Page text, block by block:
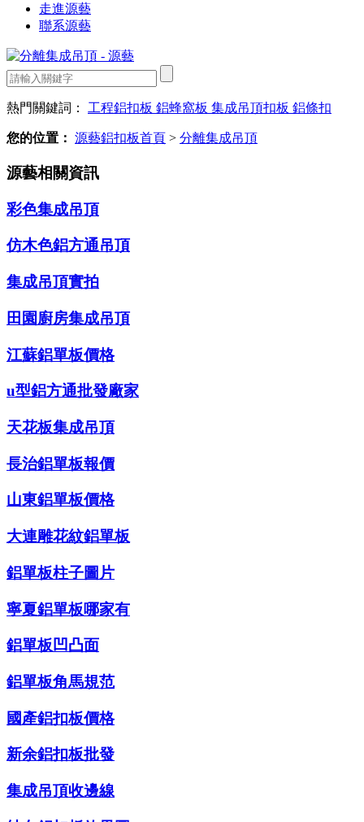
走進源藝
聯系源藝
熱門關鍵詞： 工程鋁扣板 鋁蜂窩板 集成吊頂扣板 鋁條扣
您的位置： 源藝鋁扣板首頁 > 分離集成吊頂
源藝相關資訊
彩色集成吊頂
仿木色鋁方通吊頂
集成吊頂實拍
田園廚房集成吊頂
江蘇鋁單板價格
u型鋁方通批發廠家
天花板集成吊頂
長治鋁單板報價
山東鋁單板價格
大連雕花紋鋁單板
鋁單板柱子圖片
寧夏鋁單板哪家有
鋁單板凹凸面
鋁單板角馬規范
國產鋁扣板價格
新余鋁扣板批發
集成吊頂收邊線